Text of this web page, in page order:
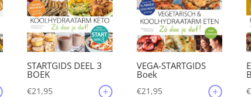
€209,85.€199,50.
STARTGIDS DEEL 3
BOEK
€21,95
VEGA-STARTGIDS
Boek
€21,95 €